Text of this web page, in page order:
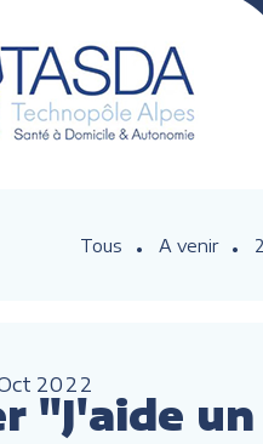
Tous A venir
2022
"J'aide